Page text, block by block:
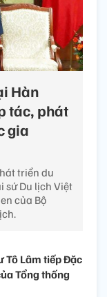
Hàn
tác, phát
gia
triển du
sứ Du lịch Việt
của Bộ
Tô Lâm tiếp Đặc
Tổng thống